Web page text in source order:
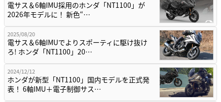
電サス＆6軸IMU採用のホンダ「NT1100」が
2026年モデルに！ 新色“…
2025/08/20
電サス＆6軸IMUでよりスポーティに駆け抜け
ろ! ホンダ「NT1100」20…
2024/12/12
ホンダが新型「NT1100」国内モデルを正式発
表！ 6軸IMU＋電子制御サス…